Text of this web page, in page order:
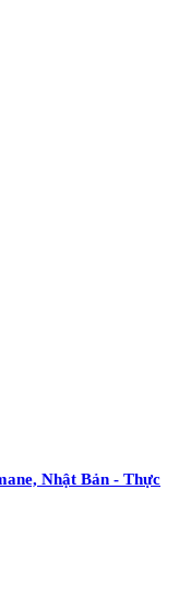
Nhật Bản - Thực